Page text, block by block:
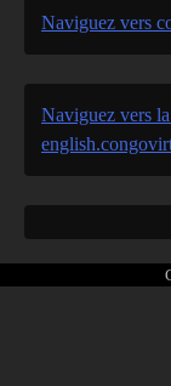
Naviguez vers
Naviguez vers